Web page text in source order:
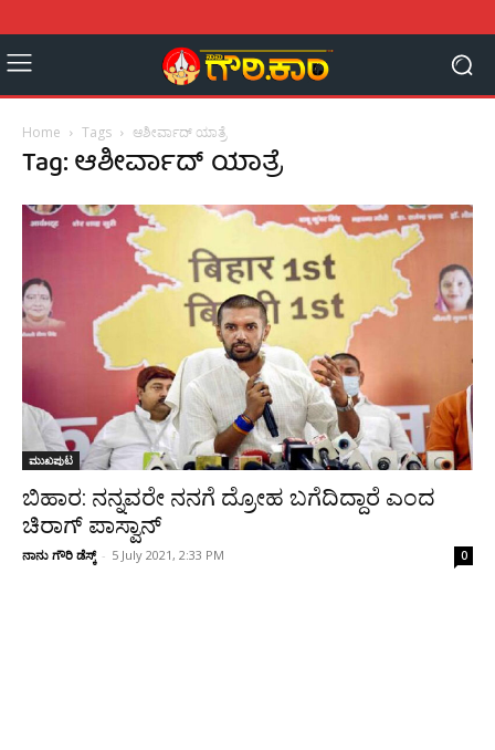
Home Tags ಆಶೀರ್ವಾದ್ ಯಾತ್ರೆ
Tag: ಆಶೀರ್ವಾದ್ ಯಾತ್ರೆ
ಮುಖಪುಟ
ಬಿಹಾರ: ನನ್ನವರೇ ನನಗೆ ದ್ರೋಹ ಬಗೆದಿದ್ದಾರೆ ಎಂದ
ಚಿರಾಗ್ ಪಾಸ್ವಾನ್
ನಾನು ಗೌರಿ ಡೆಸ್ಕ್ - 5 July 2021, 2:33 PM 0